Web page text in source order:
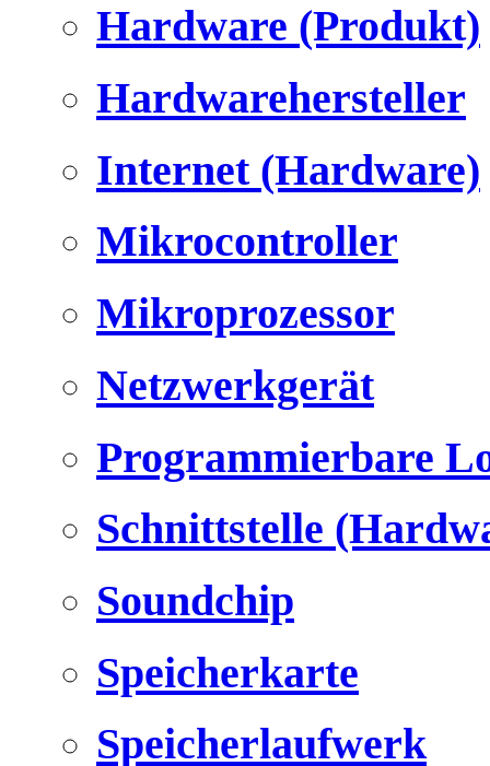
Hardware (Produkt)
Hardwarehersteller
Internet (Hardware)
Mikrocontroller
Mikroprozessor
Netzwerkgerät
Programmierbare
Schnittstelle
Soundchip
Speicherkarte
Speicherlaufwerk